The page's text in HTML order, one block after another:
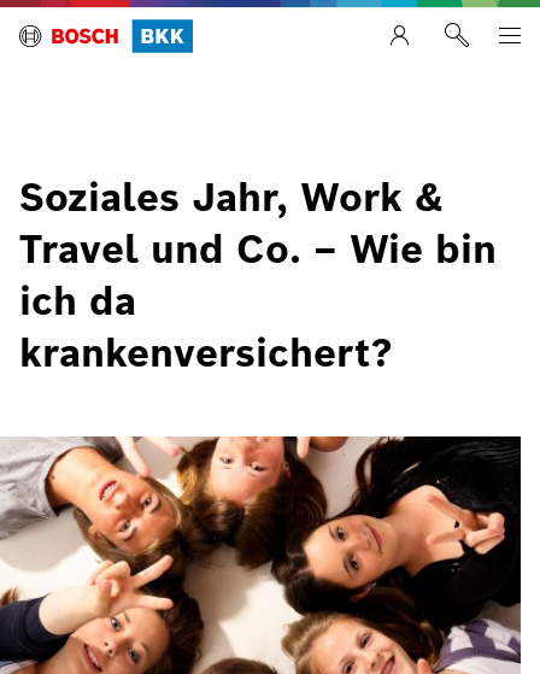
Soziales Jahr, Work &
Travel und Co. – Wie bin
ich da
krankenversichert?